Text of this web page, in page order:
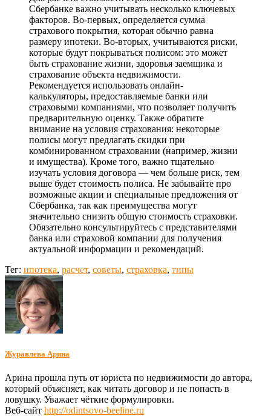
Сбербанке важно учитывать несколько ключевых
факторов. Во-первых, определяется сумма
страхового покрытия, которая обычно равна
размеру ипотеки. Во-вторых, учитываются риски,
которые будут покрываться полисом: это может
быть страхование жизни, здоровья заемщика и
страхование объекта недвижимости.
Рекомендуется использовать онлайн-
калькуляторы, предоставляемые банки или
страховыми компаниями, что позволяет получить
предварительную оценку. Также обратите
внимание на условия страхования: некоторые
полисы могут предлагать скидки при
комбинированном страховании (например, жизни
и имущества). Кроме того, важно тщательно
изучать условия договора — чем больше риск, тем
выше будет стоимость полиса. Не забывайте про
возможные акции и специальные предложения от
Сбербанка, так как преимущества могут
значительно снизить общую стоимость страховки.
Обязательно консультируйтесь с представителями
банка или страховой компании для получения
актуальной информации и рекомендаций.
Тег: ипотека, расчет, советы, страховка, типы
Журавлева Арина
Арина прошла путь от юриста по недвижимости до автора,
который объясняет, как читать договор и не попасть в
ловушку. Уважает чёткие формулировки.
Веб-сайт http://odintsovo-beeline.ru